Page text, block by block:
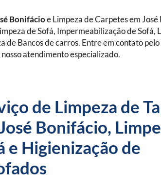
Bonifácioe Limpeza de Carpetes em José
de Sofá, Impermeabilização de Sofá,
de Bancos de carros. Entre em contato
atendimento especializado.
de Limpeza de
Bonifácio,
e Higienização de